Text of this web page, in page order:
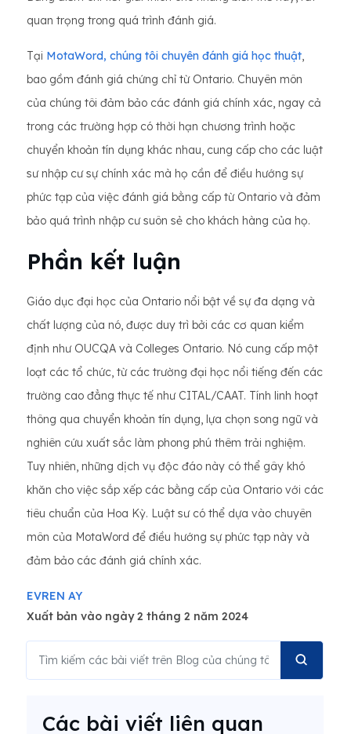
quan trọng trong quá trình đánh giá.
Tại MotaWord, chúng tôi chuyên đánh giá học thuật,
bao gồm đánh giá chứng chỉ từ Ontario. Chuyên môn
của chúng tôi đảm bảo các đánh giá chính xác, ngay cả
trong các trường hợp có thời hạn chương trình hoặc
chuyển khoản tín dụng khác nhau, cung cấp cho các luật
sư nhập cư sự chính xác mà họ cần để điều hướng sự
phức tạp của việc đánh giá bằng cấp từ Ontario và đảm
bảo quá trình nhập cư suôn sẻ cho khách hàng của họ.
Phần kết luận
Giáo dục đại học của Ontario nổi bật về sự đa dạng và
chất lượng của nó, được duy trì bởi các cơ quan kiểm
định như OUCQA và Colleges Ontario. Nó cung cấp một
loạt các tổ chức, từ các trường đại học nổi tiếng đến các
trường cao đẳng thực tế như CITAL/CAAT. Tính linh hoạt
thông qua chuyển khoản tín dụng, lựa chọn song ngữ và
nghiên cứu xuất sắc làm phong phú thêm trải nghiệm.
Tuy nhiên, những dịch vụ độc đáo này có thể gây khó
khăn cho việc sắp xếp các bằng cấp của Ontario với các
tiêu chuẩn của Hoa Kỳ. Luật sư có thể dựa vào chuyên
môn của MotaWord để điều hướng sự phức tạp này và
đảm bảo các đánh giá chính xác.
EVREN AY
Xuất bản vào ngày 2 tháng 2 năm 2024
Các bài viết liên quan